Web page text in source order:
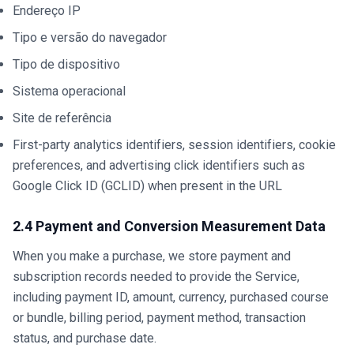
Endereço IP
Tipo e versão do navegador
Tipo de dispositivo
Sistema operacional
Site de referência
First-party analytics identifiers, session identifiers, cookie
preferences, and advertising click identifiers such as
Google Click ID (GCLID) when present in the URL
2.4 Payment and Conversion Measurement Data
When you make a purchase, we store payment and
subscription records needed to provide the Service,
including payment ID, amount, currency, purchased course
or bundle, billing period, payment method, transaction
status, and purchase date.